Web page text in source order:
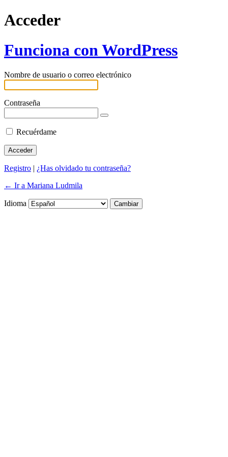
Acceder
Funciona con WordPress
Nombre de usuario o correo electrónico
Contraseña
Recuérdame
Registro | ¿Has olvidado tu contraseña?
← Ir a Mariana Ludmila
Idioma